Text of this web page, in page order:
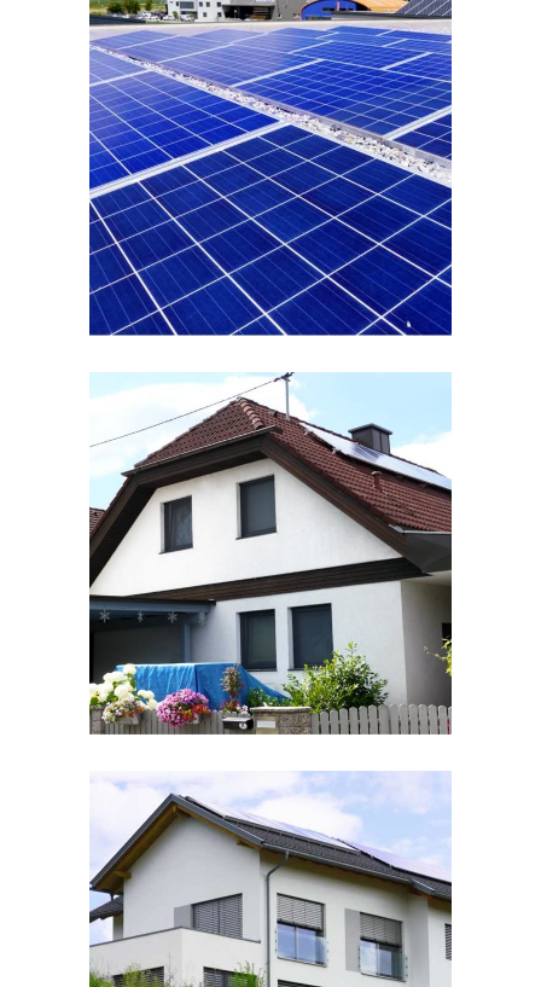
Headquarter Clicksolar in
Kärnten
E-MOBILITÄT/STROM/WÄRME
Einfamilienhaus mit
sauberer Energie
STROM
Zweifamilienhaus mit
sonnigem Ausblick
SPEICHER STROM/ WÄRME